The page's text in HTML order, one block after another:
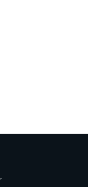
- Susumaniello Antieri